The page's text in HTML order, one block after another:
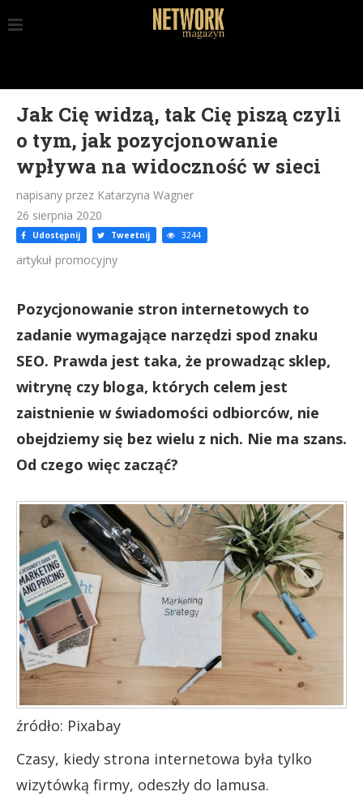
Jak Cię widzą, tak Cię piszą czyli
o tym, jak pozycjonowanie
wpływa na widoczność w sieci
napisany przez Katarzyna Wagner
26 sierpnia 2020
Udostępnij Tweetnij 3244
artykuł promocyjny
Pozycjonowanie stron internetowych to
zadanie wymagające narzędzi spod znaku
SEO. Prawda jest taka, że prowadząc sklep,
witrynę czy bloga, których celem jest
zaistnienie w świadomości odbiorców, nie
obejdziemy się bez wielu z nich. Nie ma szans.
Od czego więc zacząć?
źródło: Pixabay
Czasy, kiedy strona internetowa była tylko
wizytówką firmy, odeszły do lamusa.